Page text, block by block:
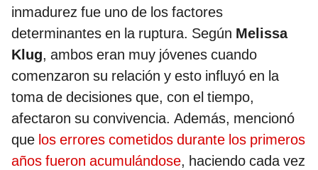
inmadurez fue uno de los factores
determinantes en la ruptura. Según Melissa
Klug, ambos eran muy jóvenes cuando
comenzaron su relación y esto influyó en la
toma de decisiones que, con el tiempo,
afectaron su convivencia. Además, mencionó
que los errores cometidos durante los primeros
años fueron acumulándose, haciendo cada vez